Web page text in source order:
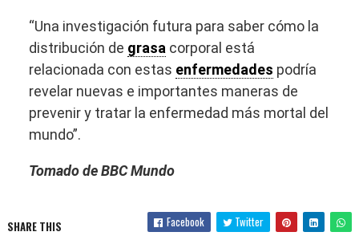
“Una investigación futura para saber cómo la
distribución de grasa corporal está
relacionada con estas enfermedades podría
revelar nuevas e importantes maneras de
prevenir y tratar la enfermedad más mortal del
mundo”.
Tomado de BBC Mundo
SHARE THIS Facebook Twitter